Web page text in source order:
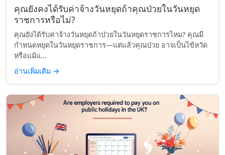
คุณยังคงได้รับค่าจ้างวันหยุดถ้าคุณป่วยในวันหยุด
ราชการหรือไม่?
คุณยังได้รับค่าจ้างวันหยุดถ้าป่วยในวันหยุดราชการไหม? คุณมี
กำหนดหยุดในวันหยุดราชการ—แต่แล้วคุณป่วย อาจเป็นไข้หวัด
หรือแม้แ...
อ่านเพิ่มเติม →